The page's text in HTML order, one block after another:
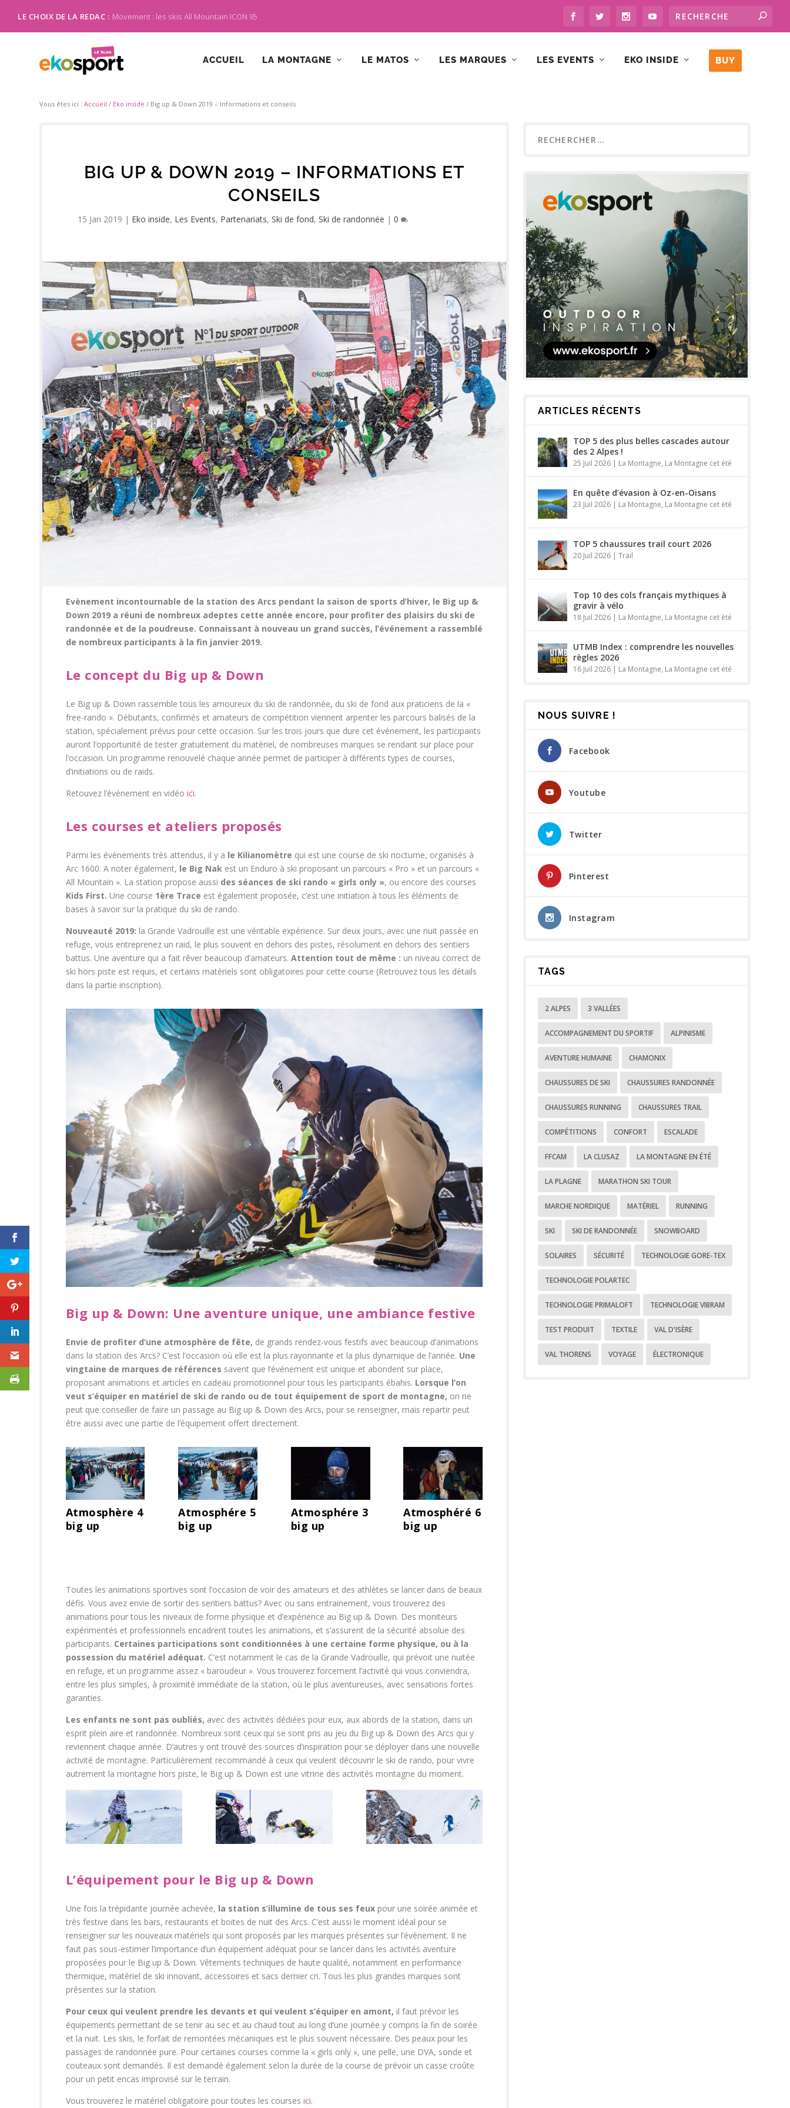
LE CHOIX DE LA REDAC : Movement : les skis All Mountain ICON 95
ACCUEIL LA MONTAGNE LE MATOS LES MARQUES LES EVENTS EKO INSIDE BUY
Vous êtes ici :Accueil / Eko inside / Big up & Down 2019 – Informations et conseils
BIG UP & DOWN 2019 – INFORMATIONS ET
CONSEILS
15 Jan 2019 | Eko inside, Les Events, Partenariats,Ski de fond,Ski de randonnée |0
Evènement incontournable de la station des Arcs pendant la saison de sports d’hiver, le Big up &
Down 2019 a réuni de nombreux adeptes cette année encore, pour profiter des plaisirs du ski de
randonnée et de la poudreuse. Connaissant à nouveau un grand succès, l’événement a rassemblé
de nombreux participants à la fin janvier 2019.
Le concept du Big up & Down
Le Big up & Down rassemble tous les amoureux du ski de randonnée, du ski de fond aux praticiens de la «
free-rando ». Débutants, confirmés et amateurs de compétition viennent arpenter les parcours balisés de la
station, spécialement prévus pour cette occasion. Sur les trois jours que dure cet événement, les participants
auront l’opportunité de tester gratuitement du matériel, de nombreuses marques se rendant sur place pour
l’occasion. Un programme renouvelé chaque année permet de participer à différents types de courses,
d’initiations ou de raids.
Retouvez l’événement en vidéo ici.
Les courses et ateliers proposés
Parmi les évènements très attendus, il y a le Kilianomètre qui est une course de ski nocturne, organisés à
Arc 1600. A noter également, le Big Nakest un Enduro à ski proposant un parcours « Pro » et un parcours «
All Mountain ». La station propose aussi des séances de ski rando « girls only », ou encore des courses
Kids First. Une course 1ère Trace est également proposée, c’est une initiation à tous les éléments de
bases à savoir sur la pratique du ski de rando.
Nouveauté 2019: la Grande Vadrouille est une véritable expérience. Sur deux jours, avec une nuit passée en
refuge, vous entreprenez un raid, le plus souvent en dehors des pistes, résolument en dehors des sentiers
battus. Une aventure qui a fait rêver beaucoup d’amateurs. Attention tout de même : un niveau correct de
ski hors piste est requis, et certains matériels sont obligatoires pour cette course (Retrouvez tous les détails
dans la partie inscription).
Big up & Down: Une aventure unique, une ambiance festive
Envie de profiter d’une atmosphère de fête, de grands rendez-vous festifs avec beaucoup d’animations
dans la station des Arcs? C’est l’occasion où elle est la plus rayonnante et la plus dynamique de l’année. Une
vingtaine de marques de références savent que l’événement est unique et abondent sur place,
proposant animations et articles en cadeau promotionnel pour tous les participants ébahis. Lorsque l’on
veut s’équiper en matériel de ski de rando ou de tout équipement de sport de montagne, on ne
peut que conseiller de faire un passage au Big up & Down des Arcs, pour se renseigner, mais repartir peut
être aussi avec une partie de l’équipement offert directement.
Atmosphère 4
big up
Atmosphére 5
big up
Atmosphére 3
big up
Atmosphéré 6
big up
Toutes les animations sportives sont l’occasion de voir des amateurs et des athlètes se lancer dans de beaux
défis. Vous avez envie de sortir des sentiers battus? Avec ou sans entrainement, vous trouverez des
animations pour tous les niveaux de forme physique et d’expérience au Big up & Down. Des moniteurs
expérimentés et professionnels encadrent toutes les animations, et s’assurent de la sécurité absolue des
participants. Certaines participations sont conditionnées à une certaine forme physique, ou à la
possession du matériel adéquat. C’est notamment le cas de la Grande Vadrouille, qui prévoit une nuitée
en refuge, et un programme assez « baroudeur ». Vous trouverez forcement l’activité qui vous conviendra,
entre les plus simples, à proximité immédiate de la station, où le plus aventureuses, avec sensations fortes
garanties.
Les enfants ne sont pas oubliés, avec des activités dédiées pour eux, aux abords de la station, dans un
esprit plein aire et randonnée. Nombreux sont ceux qui se sont pris au jeu du Big up & Down des Arcs qui y
reviennent chaque année. D’autres y ont trouvé des sources d’inspiration pour se déployer dans une nouvelle
activité de montagne. Particulièrement recommandé à ceux qui veulent découvrir le ski de rando, pour vivre
autrement la montagne hors piste, le Big up & Down est une vitrine des activités montagne du moment.
L’équipement pour le Big up & Down
Une fois la trépidante journée achevée, la station s’illumine de tous ses feux pour une soirée animée et
très festive dans les bars, restaurants et boites de nuit des Arcs. C’est aussi le moment idéal pour se
renseigner sur les nouveaux matériels qui sont proposés par les marques présentes sur l’événement. Il ne
faut pas sous-estimer l’importance d’un équipement adéquat pour se lancer dans les activités aventure
proposées pour le Big up & Down. Vêtements techniques de haute qualité, notamment en performance
thermique, matériel de ski innovant, accessoires et sacs dernier cri. Tous les plus grandes marques sont
présentes sur la station.
Pour ceux qui veulent prendre les devants et qui veulent s’équiper en amont, il faut prévoir les
équipements permettant de se tenir au sec et au chaud tout au long d’une journée y compris la fin de soirée
et la nuit. Les skis, le forfait de remontées mécaniques est le plus souvent nécessaire. Des peaux pour les
passages de randonnée pure. Pour certaines courses comme la « girls only », une pelle, une DVA, sonde et
couteaux sont demandés. Il est demandé également selon la durée de la course de prévoir un casse croûte
pour un petit encas improvisé sur le terrain.
Vous trouverez le matériel obligatoire pour toutes les courses ici.
ARTICLES RÉCENTS
TOP 5 des plus belles cascades autour
des 2 Alpes !
25 Juil 2026| La Montagne, La Montagne cet été
En quête d’évasion à Oz-en-Oisans
23 Juil 2026| La Montagne, La Montagne cet été
TOP 5 chaussures trail court 2026
20 Juil 2026| Trail
Top 10 des cols français mythiques à
gravir à vélo
18 Juil 2026| La Montagne, La Montagne cet été
UTMB Index : comprendre les nouvelles
règles 2026
16 Juil 2026| La Montagne, La Montagne cet été
NOUS SUIVRE !
Facebook
Youtube
Twitter
Pinterest
Instagram
TAGS
2 ALPES 3 VALLÉES
ACCOMPAGNEMENT DU SPORTIF ALPINISME
AVENTURE HUMAINE CHAMONIX
CHAUSSURES DE SKI CHAUSSURES RANDONNÉE
CHAUSSURES RUNNING CHAUSSURES TRAIL
COMPÉTITIONS CONFORT ESCALADE
FFCAM LA CLUSAZ LA MONTAGNE EN ÉTÉ
LA PLAGNE MARATHON SKI TOUR
MARCHE NORDIQUE MATÉRIEL RUNNING
SKI SKI DE RANDONNÉE SNOWBOARD
SOLAIRES SÉCURITÉ TECHNOLOGIE GORE-TEX
TECHNOLOGIE POLARTEC
TECHNOLOGIE PRIMALOFT TECHNOLOGIE VIBRAM
TEST PRODUIT TEXTILE VAL D'ISÈRE
VAL THORENS VOYAGE ÉLECTRONIQUE